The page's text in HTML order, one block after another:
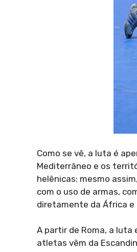
Como se vê, a luta é
Mediterrâneo e os
helênicas: mesmo
com o uso de armas,
diretamente da África e
A partir de Roma, a luta
atletas vêm da